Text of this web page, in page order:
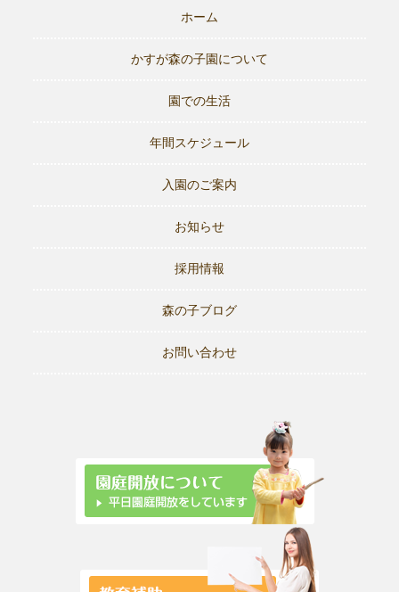
ホーム
かすが森の子園について
園での生活
年間スケジュール
入園のご案内
お知らせ
採用情報
森の子ブログ
お問い合わせ